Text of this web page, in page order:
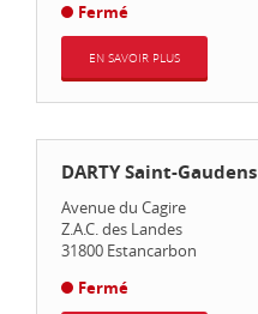
Fermé
EN SAVOIR PLUS
DARTY Saint-Gaudens
Avenue du Cagire
Z.A.C. des Landes
31800 Estancarbon
Fermé